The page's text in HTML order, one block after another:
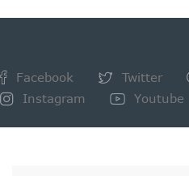
Facebook Twitter
Instagram
Youtube